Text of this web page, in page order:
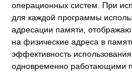
операционных систем. При
для каждой программы
адресации памяти,
на физические адреса в
эффективность
одновременно работающими